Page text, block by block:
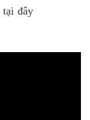
tại đây